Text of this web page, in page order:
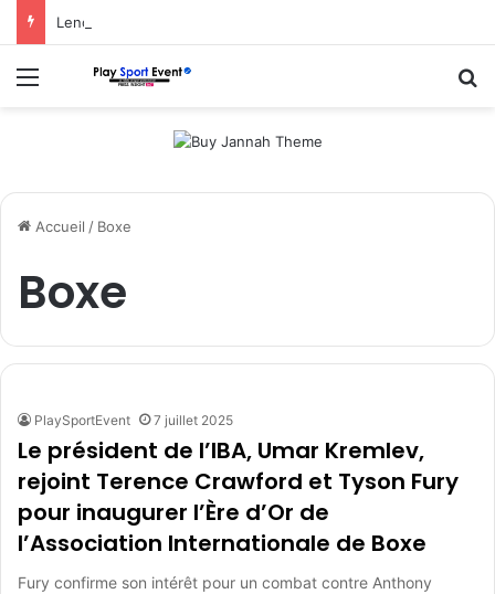
Menu
Accueil / Boxe
Boxe
PlaySportEvent 7 juillet 2025
Le président de l’IBA, Umar Kremlev,
rejoint Terence Crawford et Tyson Fury
pour inaugurer l’Ère d’Or de
l’Association Internationale de Boxe
Fury confirme son intérêt pour un combat contre Anthony